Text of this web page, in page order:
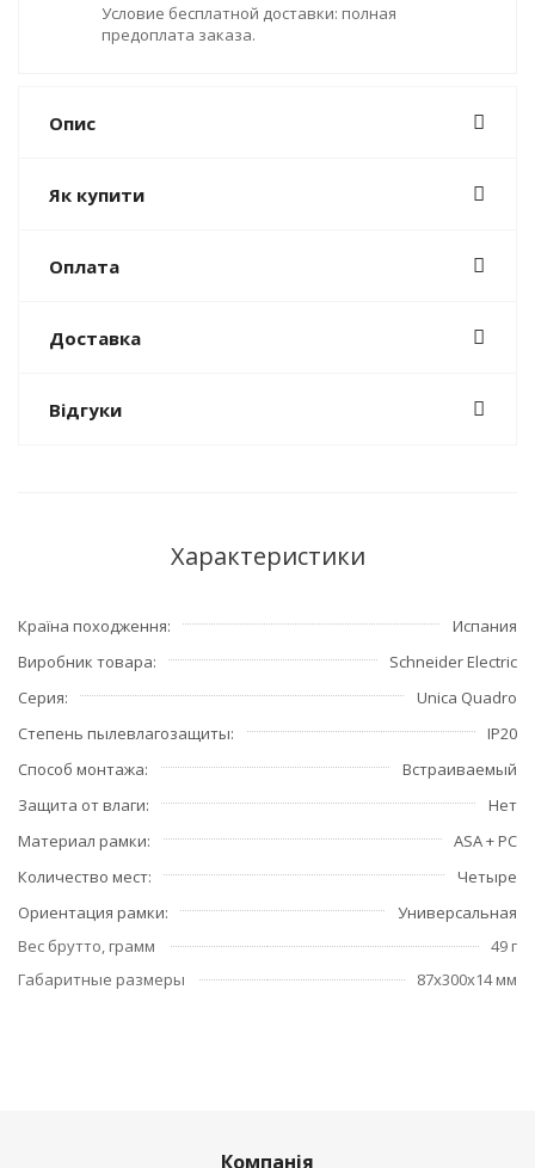
Условие бесплатной доставки: полная
предоплата заказа.
Опис
Як купити
Оплата
Доставка
Відгуки
Характеристики
Країна походження
Испания
Виробник товара
Schneider Electric
Серия
Unica Quadro
Степень пылевлагозащиты
IP20
Способ монтажа
Встраиваемый
Защита от влаги
Нет
Материал рамки
ASA + PC
Количество мест
Четыре
Ориентация рамки
Универсальная
Вес брутто, грамм
49 г
Габаритные размеры
87x300x14 мм
Компанія